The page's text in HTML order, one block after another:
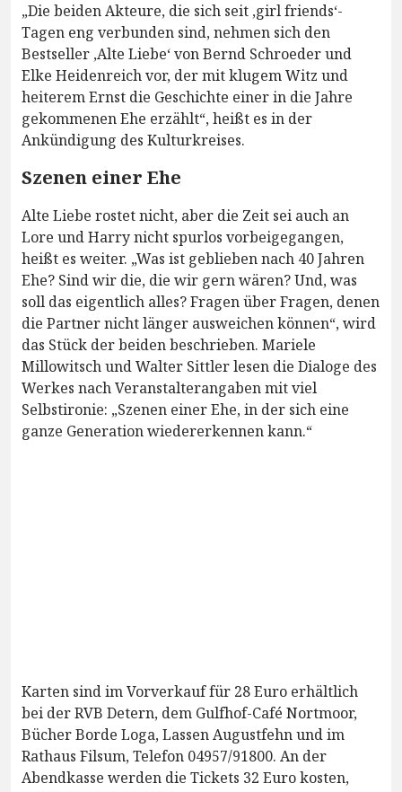
„Die beiden Akteure, die sich seit ,girl friends‘-
Tagen eng verbunden sind, nehmen sich den
Bestseller ,Alte Liebe‘ von Bernd Schroeder und
Elke Heidenreich vor, der mit klugem Witz und
heiterem Ernst die Geschichte einer in die Jahre
gekommenen Ehe erzählt“, heißt es in der
Ankündigung des Kulturkreises.
Szenen einer Ehe
Alte Liebe rostet nicht, aber die Zeit sei auch an
Lore und Harry nicht spurlos vorbeigegangen,
heißt es weiter. „Was ist geblieben nach 40 Jahren
Ehe? Sind wir die, die wir gern wären? Und, was
soll das eigentlich alles? Fragen über Fragen, denen
die Partner nicht länger ausweichen können“, wird
das Stück der beiden beschrieben. Mariele
Millowitsch und Walter Sittler lesen die Dialoge des
Werkes nach Veranstalterangaben mit viel
Selbstironie: „Szenen einer Ehe, in der sich eine
ganze Generation wiedererkennen kann.“
Karten sind im Vorverkauf für 28 Euro erhältlich
bei der RVB Detern, dem Gulfhof-Café Nortmoor,
Bücher Borde Loga, Lassen Augustfehn und im
Rathaus Filsum, Telefon 04957/91800. An der
Abendkasse werden die Tickets 32 Euro kosten,